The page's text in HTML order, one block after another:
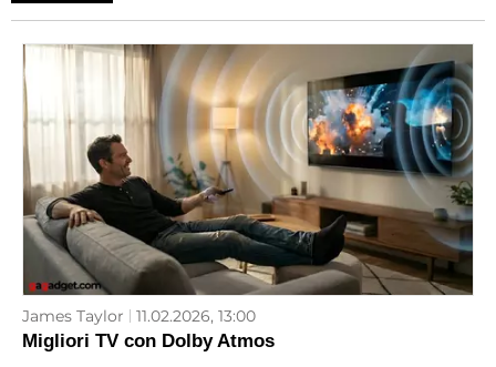
James Taylor 11.02.2026, 13:00
Migliori TV con Dolby Atmos